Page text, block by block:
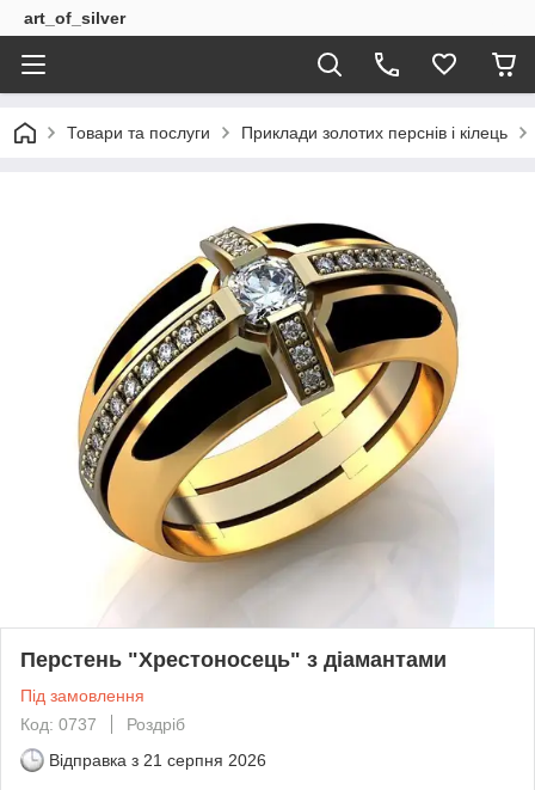
art_of_silver
Товари та послуги Приклади золотих перснів і кілець
Перстень "Хрестоносець" з діамантами
Під замовлення
Код: 0737
Роздріб
Відправка з 21 серпня 2026